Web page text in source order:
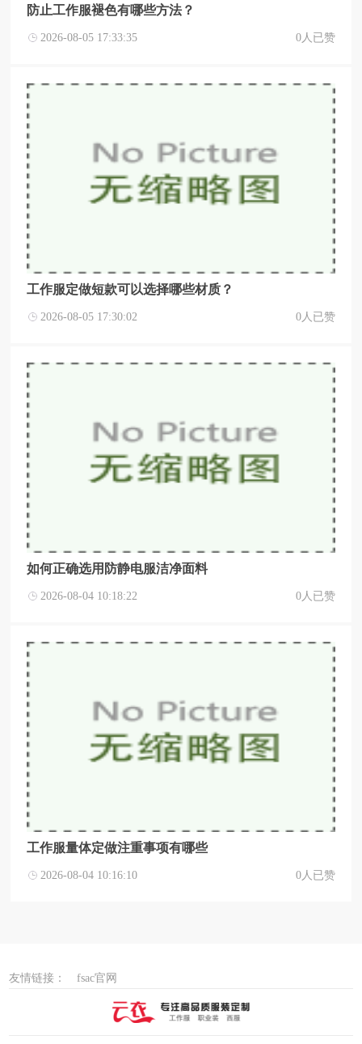
防止工作服褪色有哪些方法？
2026-08-05 17:33:35 0人已赞
工作服定做短款可以选择哪些材质？
2026-08-05 17:30:02 0人已赞
如何正确选用防静电服洁净面料
2026-08-04 10:18:22 0人已赞
工作服量体定做注重事项有哪些
2026-08-04 10:16:10 0人已赞
友情链接： fsac官网